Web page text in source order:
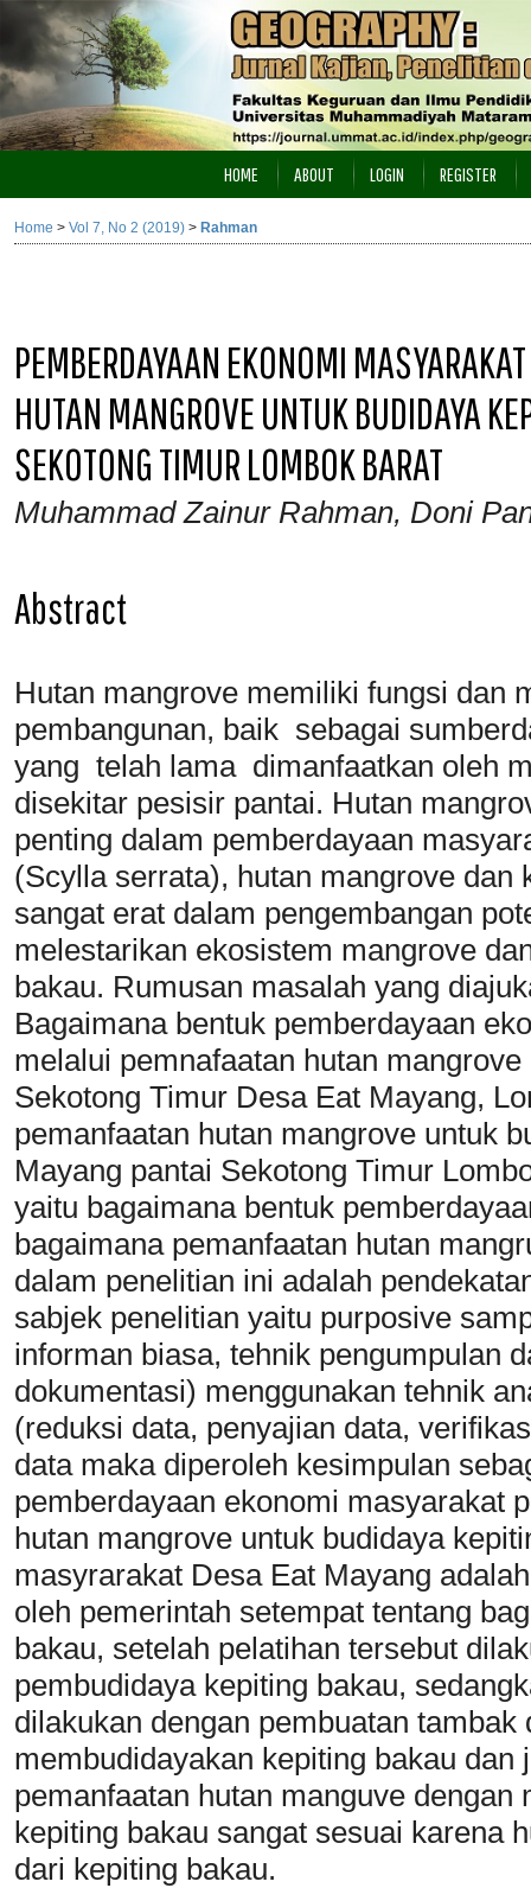
HOME ABOUT LOGIN REGISTER
Home > Vol 7, No 2 (2019) > Rahman
PEMBERDAYAAN EKONOMI
HUTAN MANGROVE UNTUK BUDIDAYA
SEKOTONG TIMUR LOMBOK BARAT
Muhammad Zainur Rahman, Doni
Abstract
Hutan mangrove memiliki fungsi
pembangunan, baik sebagai
yang telah lama dimanfaatkan oleh
disekitar pesisir pantai. Hutan
penting dalam pemberdayaan
(Scylla serrata), hutan mangrove
sangat erat dalam pengembangan
melestarikan ekosistem mangrove
bakau. Rumusan masalah yang
Bagaimana bentuk pemberdayaan
melalui pemnafaatan hutan
Sekotong Timur Desa Eat Mayang,
pemanfaatan hutan mangrove untuk
Mayang pantai Sekotong Timur
yaitu bagaimana bentuk
bagaimana pemanfaatan hutan
dalam penelitian ini adalah
sabjek penelitian yaitu purposive
informan biasa, tehnik pengumpulan
dokumentasi) menggunakan tehnik
(reduksi data, penyajian data,
data maka diperoleh kesimpulan
pemberdayaan ekonomi masyarakat
hutan mangrove untuk budidaya
masyrarakat Desa Eat Mayang
oleh pemerintah setempat tentang
bakau, setelah pelatihan tersebut
pembudidaya kepiting bakau,
dilakukan dengan pembuatan
membudidayakan kepiting bakau dan
pemanfaatan hutan manguve
kepiting bakau sangat sesuai karena
dari kepiting bakau.